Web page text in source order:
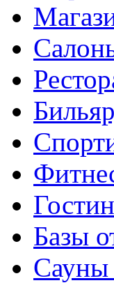
Базы
Сауны